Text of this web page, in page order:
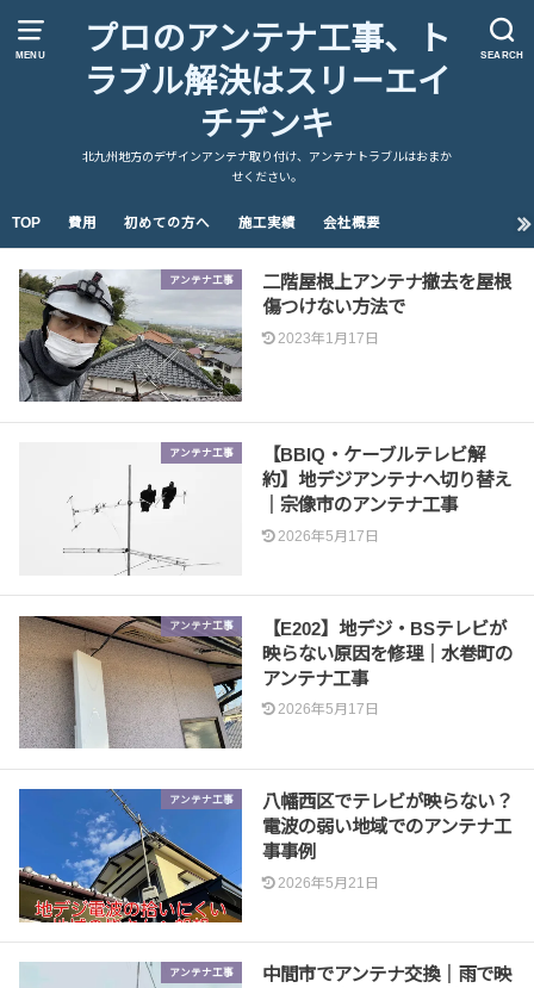
MENU SEARCH
プロのアンテナ工事、ト
ラブル解決はスリーエイ
チデンキ
北九州地方のデザインアンテナ取り付け、アンテナトラブルはおまか
せください。
TOP 費用 初めての方へ 施工実績 会社概要
アンテナ工事
二階屋根上アンテナ撤去を屋根
傷つけない方法で
2023年1月17日
アンテナ工事
【BBIQ・ケーブルテレビ解
約】地デジアンテナへ切り替え
｜宗像市のアンテナ工事
2026年5月17日
アンテナ工事
【E202】地デジ・BSテレビが
映らない原因を修理｜水巻町の
アンテナ工事
2026年5月17日
アンテナ工事
八幡西区でテレビが映らない？
電波の弱い地域でのアンテナ工
事事例
2026年5月21日
アンテナ工事
中間市でアンテナ交換｜雨で映